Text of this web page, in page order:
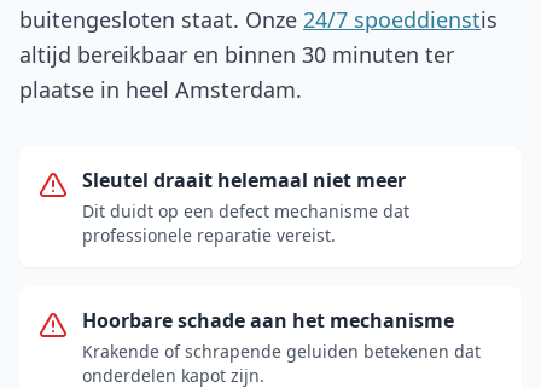
buitengesloten staat. Onze 24/7 spoeddienstis
altijd bereikbaar en binnen 30 minuten ter
plaatse in heel Amsterdam.
Sleutel draait helemaal niet meer
Dit duidt op een defect mechanisme dat
professionele reparatie vereist.
Hoorbare schade aan het mechanisme
Krakende of schrapende geluiden betekenen dat
onderdelen kapot zijn.